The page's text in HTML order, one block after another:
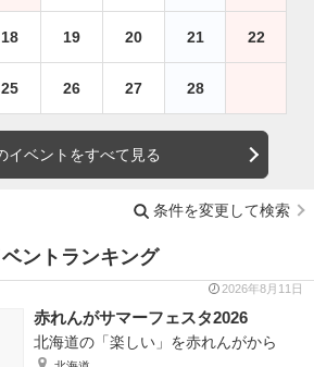
18 19 20 21 22
25 26 27 28
イベントをすべて見る
条件を変更して検索
ントランキング
2026年8月11日
赤れんがサマーフェスタ2026
北海道の「楽しい」を赤れんがから